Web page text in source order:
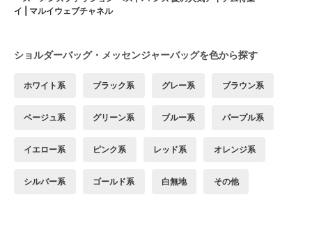
イ | マルイウェブチャネル
ショルダーバッグ・メッセンジャーバッグを色から探す
ホワイト系 ブラック系 グレー系 ブラウン系
ベージュ系 グリーン系 ブルー系 パープル系
イエロー系 ピンク系 レッド系 オレンジ系
シルバー系 ゴールド系 白無地 その他